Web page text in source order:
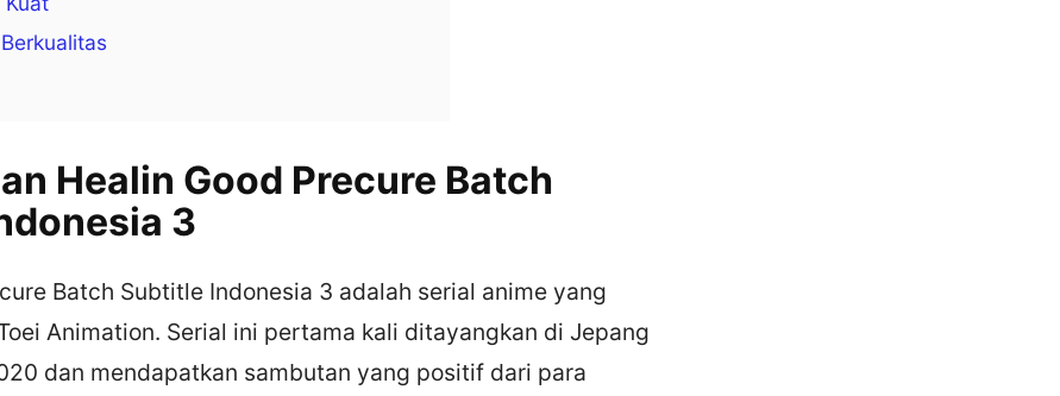
Healin Good Precure Batch
3
Batch Subtitle Indonesia 3 adalah serial anime yang
Animation. Serial ini pertama kali ditayangkan di Jepang
dan mendapatkan sambutan yang positif dari para